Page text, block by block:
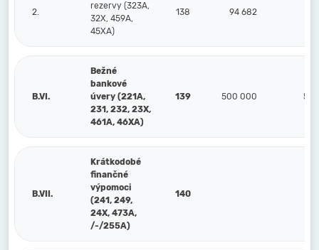
2.
rezervy (323A,
32X, 459A,
45XA)
138 94 682
B.VI.
Bežné
bankové
úvery (221A,
231, 232, 23X,
461A, 46XA)
139 500 000
B.VII.
Krátkodobé
finančné
výpomoci
(241, 249,
24X, 473A,
/-/255A)
140